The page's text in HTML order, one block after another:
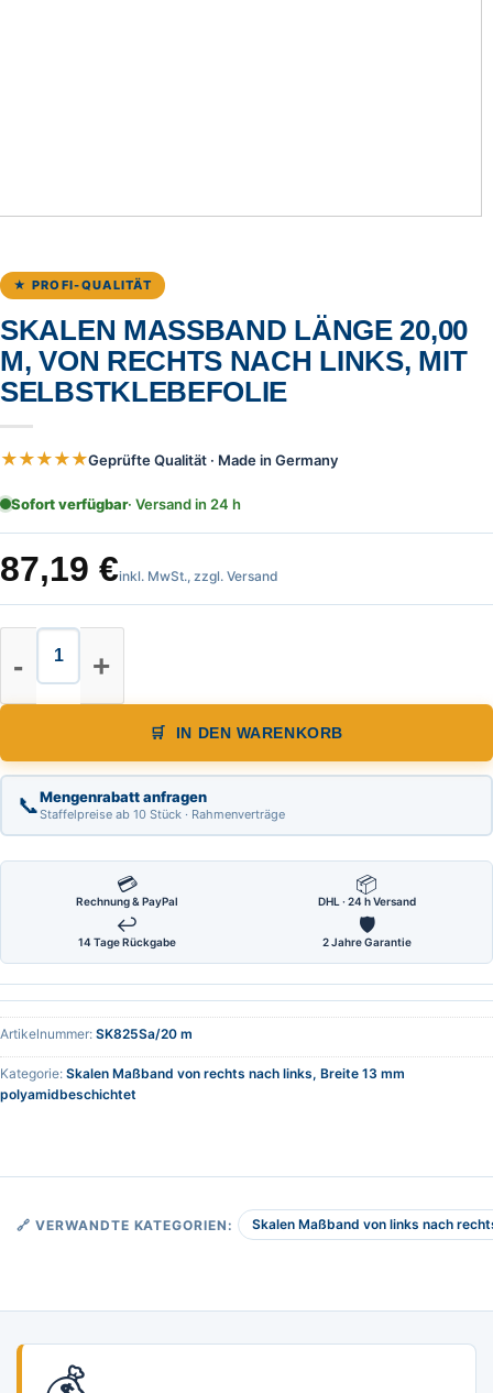
★ PROFI-QUALITÄT
SKALEN MASSBAND LÄNGE 20,00 M
, VON RECHTS NACH LINKS, MIT S
ELBSTKLEBEFOLIE
★★★★★Geprüfte Qualität · Made in Germany
Sofort verfügbar· Versand in 24 h
87,19 €inkl. MwSt., zzgl. Versand
Skalen Maßband Länge 20,00 m,
IN DEN WARENKORB
📞Mengenrabatt anfragen
Staffelpreise ab 10 Stück · Rahmenverträge
💳
Rechnung & PayPal
📦
DHL · 24 h Versand
↩
14 Tage Rückgabe
🛡
2 Jahre Garantie
Artikelnummer: SK825Sa/20 m
Kategorie: Skalen Maßband von rechts nach links, Breite 13 mm
polyamidbeschichtet
🔗 VERWANDTE KATEGORIEN: Skalen Maßband von links nach